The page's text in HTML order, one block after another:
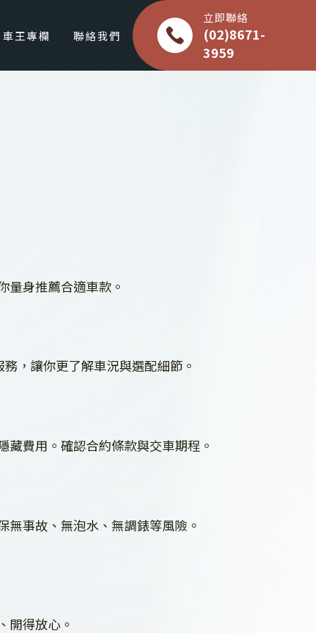
車王專欄 聯絡我們
立即聯絡
(02)8671-
3959
量身推薦合適車款。
，讓你更了解車況與選配細節。
費用。確認合約條款與交車期程。
事故、無泡水、無調錶等風險。
開得放心。